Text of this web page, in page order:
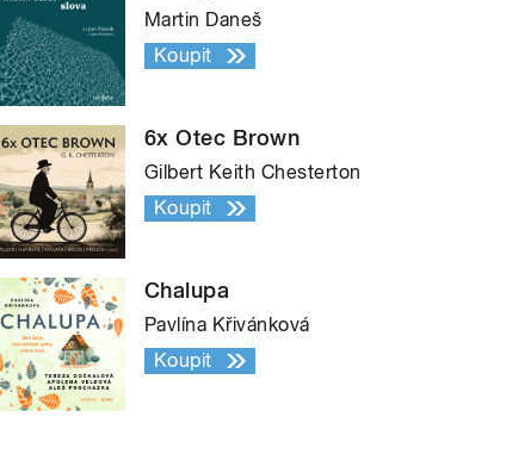
Martin Daneš
Koupit
6x Otec Brown
Gilbert Keith Chesterton
Koupit
Chalupa
Pavlína Křivánková
Koupit